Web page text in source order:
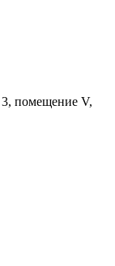
помещение V,